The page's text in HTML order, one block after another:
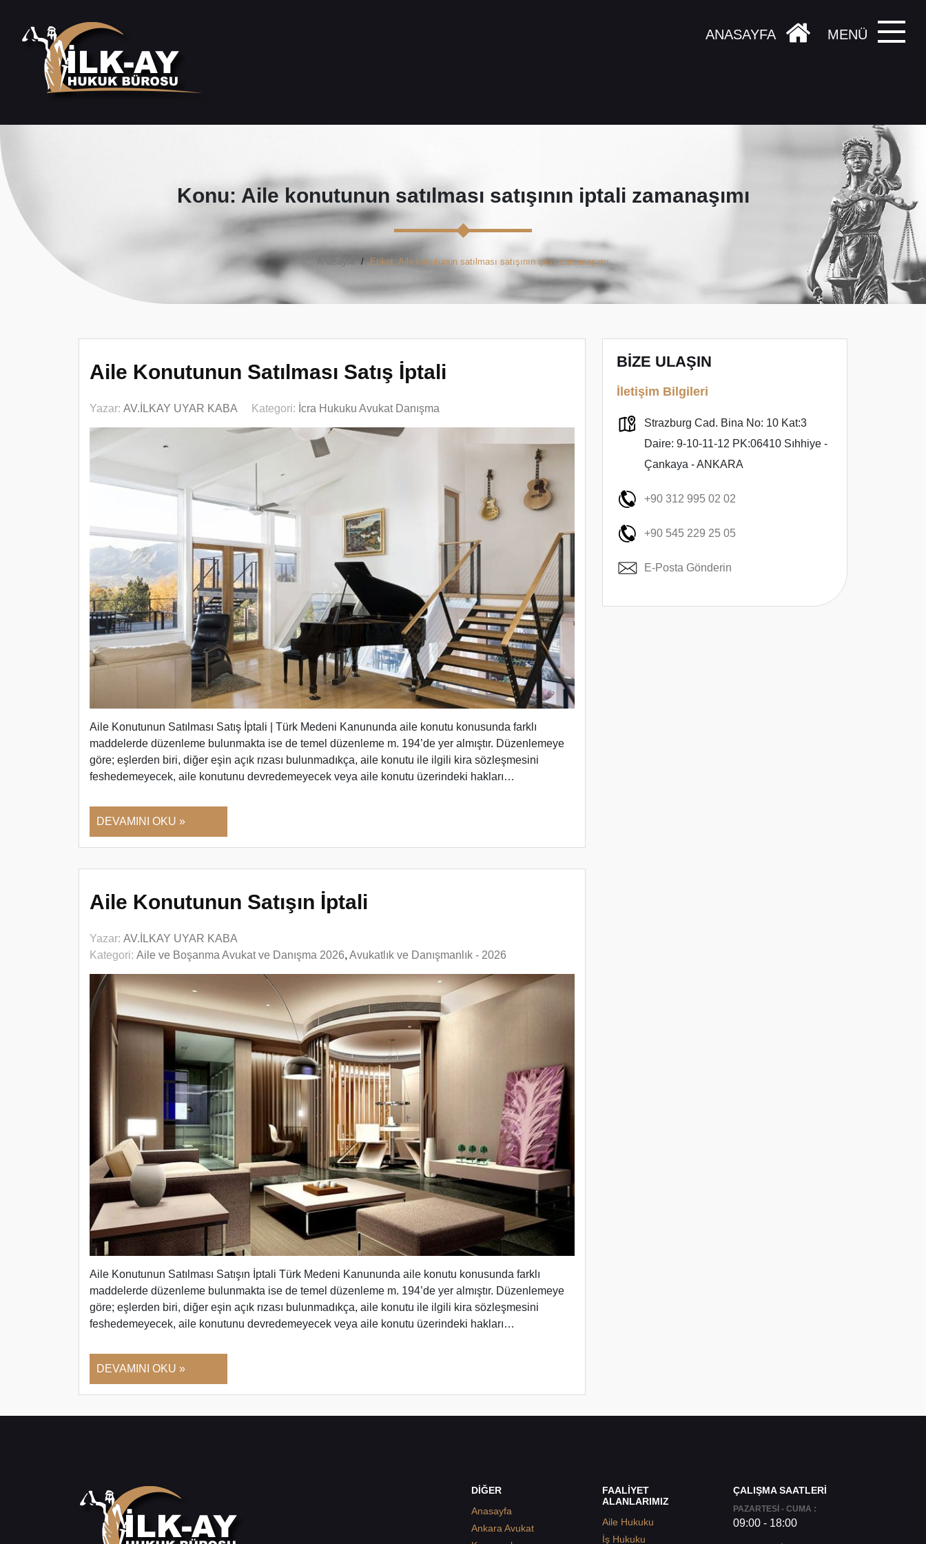
MENÜ
ANASAYFA
Konu: Aile konutunun satılması satışının iptali zamanaşımı
Anasayfa Etiket: Aile konutunun satılması satışının iptali zamanaşımı
Aile Konutunun Satılması Satış İptali
Yazar: AV.İLKAY UYAR KABA Kategori: İcra Hukuku Avukat Danışma
Aile Konutunun Satılması Satış İptali | Türk Medeni Kanununda aile konutu konusunda farklı
maddelerde düzenleme bulunmakta ise de temel düzenleme m. 194’de yer almıştır. Düzenlemeye
göre; eşlerden biri, diğer eşin açık rızası bulunmadıkça, aile konutu ile ilgili kira sözleşmesini
feshedemeyecek, aile konutunu devredemeyecek veya aile konutu üzerindeki hakları…
DEVAMINI OKU »
Aile Konutunun Satışın İptali
Yazar: AV.İLKAY UYAR KABA
Kategori: Aile ve Boşanma Avukat ve Danışma 2026, Avukatlık ve Danışmanlık - 2026
Aile Konutunun Satılması Satışın İptali Türk Medeni Kanununda aile konutu konusunda farklı
maddelerde düzenleme bulunmakta ise de temel düzenleme m. 194’de yer almıştır. Düzenlemeye
göre; eşlerden biri, diğer eşin açık rızası bulunmadıkça, aile konutu ile ilgili kira sözleşmesini
feshedemeyecek, aile konutunu devredemeyecek veya aile konutu üzerindeki hakları…
DEVAMINI OKU »
BİZE ULAŞIN
İletişim Bilgileri
Strazburg Cad. Bina No: 10 Kat:3
Daire: 9-10-11-12 PK:06410 Sıhhiye -
Çankaya - ANKARA
+90 312 995 02 02
+90 545 229 25 05
E-Posta Gönderin
DİĞER
Anasayfa
Ankara Avukat
FAALİYET
ALANLARIMIZ
Aile Hukuku
İş Hukuku
ÇALIŞMA SAATLERİ
PAZARTESİ - CUMA :
09:00 - 18:00